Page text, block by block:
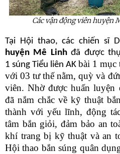
Các vận động viên huyện
Tại Hội thao, các chiến sĩ D
huyện Mê Linhđã được
1 súng Tiểu liên AK bài 1 mục
với 03 tư thế nằm, quỳ và
viên. Nhờ được huấn
đã nắm chắc về kỹ thuật
thành với yếu lĩnh, động
tâm bắn giỏi, đảm bảo an
khí trang bị kỹ thuật và an
Hội thao bắn súng quân